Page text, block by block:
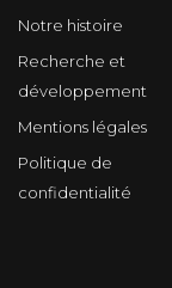
Notre histoire
Recherche et
développement
Mentions légales
Politique de
confidentialité